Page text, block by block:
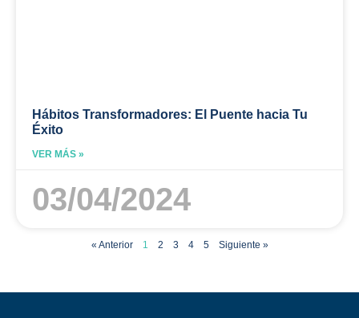
Hábitos Transformadores: El Puente hacia Tu
Éxito
VER MÁS »
03/04/2024
« Anterior 1 2 3 4 5 Siguiente »